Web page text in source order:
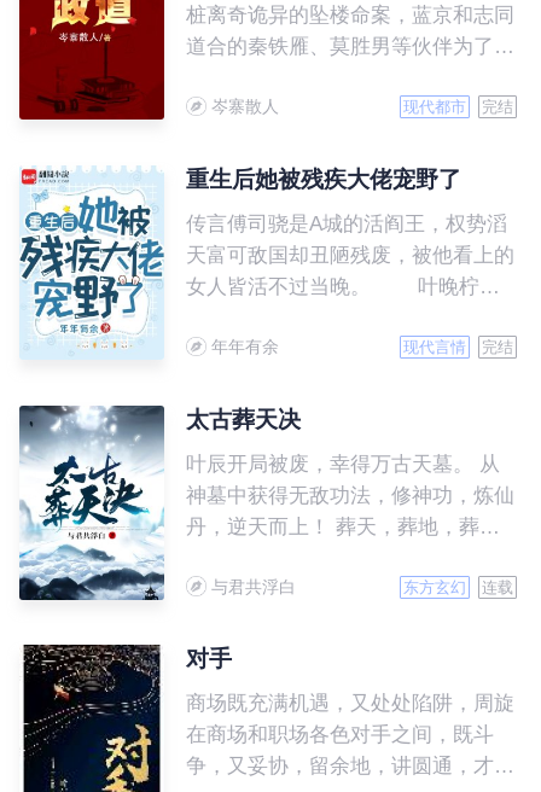
桩离奇诡异的坠楼命案，蓝京和志同
道合的秦铁雁、莫胜男等伙伴为了寻
又波澜壮阔的奋斗历程。
岑寨散人 现代都市 完结
重生后她被残疾大佬宠野了
传言傅司骁是A城的活阎王，权势滔
天富可敌国却丑陋残废，被他看上的
女人皆活不过当晚。 叶晚柠一
不说就抓紧了活阎王，众人皆等着她
阎王盛宠上天，日子过的风生水起好
在脚底。 众人嘲笑，再得宠整
日也得面对一个又丑又瘫的残废，叶
晚柠淡笑不语。 直到有一天，
佬堵着她在角落亲……
年年有余 现代言情 完结
太古葬天决
叶辰开局被废，幸得万古天墓。 从
神墓中获得无敌功法，修神功，炼仙
丹，逆天而上！ 葬天，葬地，葬神
文，简介无力，请移步正文。
与君共浮白 东方玄幻 连载
对手
商场既充满机遇，又处处陷阱，周旋
在商场和职场各色对手之间，既斗
争，又妥协，留余地，讲圆通，才是